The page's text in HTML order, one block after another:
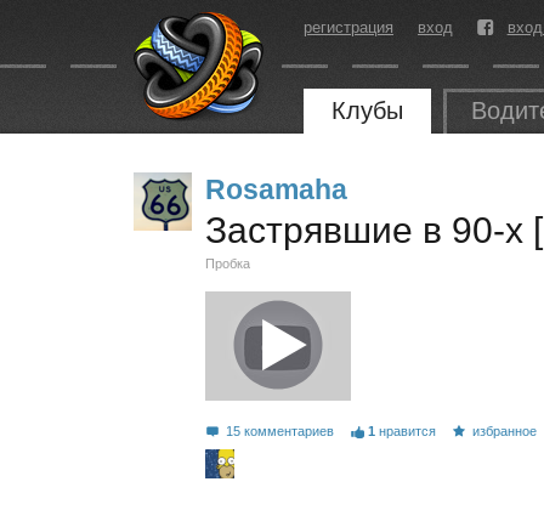
регистрация вход
Клубы
Rosamaha
Застрявшие в 90-х
Пробка
15 комментариев 1 нравится избранное